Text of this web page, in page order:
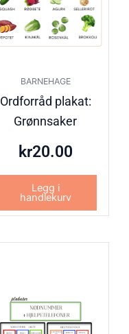
BARNEHAGE
Ordforråd plakat:
Grønnsaker
kr20.00
Legg i
handlekurv